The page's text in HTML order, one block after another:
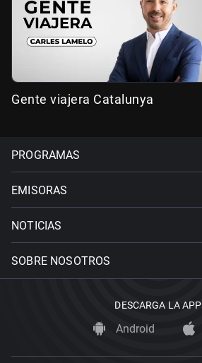
Gente viajera Catalunya
PROGRAMAS
EMISORAS
NOTICIAS
SOBRE NOSOTROS
DESCARGA LA APP
Android